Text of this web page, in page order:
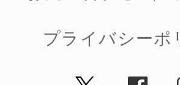
プライバシーポ